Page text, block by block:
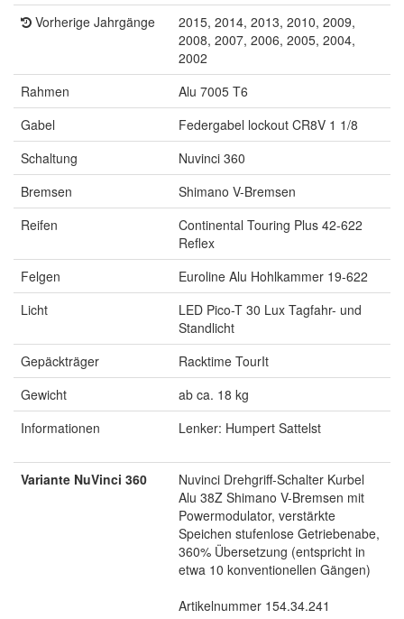
Vorherige Jahrgänge
2015, 2014, 2013, 2010, 2009,
2008, 2007, 2006, 2005, 2004,
2002
Rahmen
Alu 7005 T6
Gabel
Federgabel lockout CR8V 1 1/8
Schaltung
Nuvinci 360
Bremsen
Shimano V-Bremsen
Reifen
Continental Touring Plus 42-622
Reflex
Felgen
Euroline Alu Hohlkammer 19-622
Licht
LED Pico-T 30 Lux Tagfahr- und
Standlicht
Gepäckträger
Racktime TourIt
Gewicht
ab ca. 18 kg
Informationen
Lenker: Humpert Sattelst
Variante NuVinci 360
Nuvinci Drehgriff-Schalter Kurbel
Alu 38Z Shimano V-Bremsen mit
Powermodulator, verstärkte
Speichen stufenlose Getriebenabe,
360% Übersetzung (entspricht in
etwa 10 konventionellen Gängen)
Artikelnummer 154.34.241